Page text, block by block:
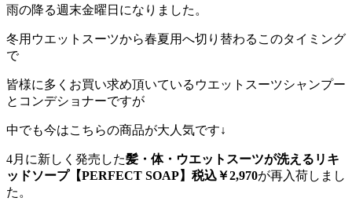
雨の降る週末金曜日になりました。
冬用ウエットスーツから春夏用へ切り替わるこのタイミング
で
皆様に多くお買い求め頂いているウエットスーツシャンプー
とコンデショナーですが
中でも今はこちらの商品が大人気です↓
4月に新しく発売した髪・体・ウエットスーツが洗えるリキ
ッドソープ【PERFECT SOAP】税込￥2,970が再入荷しまし
た。